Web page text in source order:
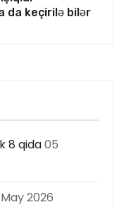
da keçirilə bilər
8 qida05
2026